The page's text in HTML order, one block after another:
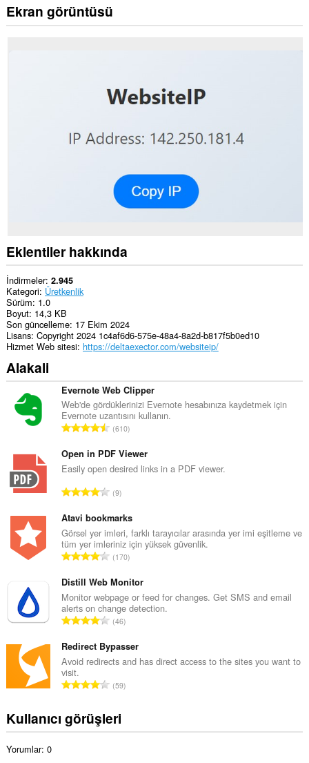
Ekran görüntüsü
Eklentiler hakkında
İndirmeler 2.945
Kategori Üretkenlik
Sürüm 1.0
Boyut 14,3 KB
Son güncelleme 17 Ekim 2024
Lisans Copyright 2024 1c4af6d6-575e-48a4-8a2d-b817f5b0ed10
Hizmet Web sitesi https://deltaexector.com/websiteip/
Alakali
Evernote Web Clipper
Web'de gördüklerinizi Evernote hesabınıza kaydetmek için
Evernote uzantısını kullanın.
T
p
l
m
y
s
a
y
ı
s
ı
:
610
Open in PDF Viewer
Easily open desired links in a PDF viewer.
T
p
l
a
m
y
s
a
y
ı
s
:
9
Atavi bookmarks
Görsel yer imleri, farklı tarayıcılar arasında yer imi eşitleme ve
tüm yer imleriniz için yüksek güvenlik.
T
p
l
a
m
y
s
a
y
s
ı
170
Distill Web Monitor
Monitor webpage or feed for changes. Get SMS and email
alerts on change detection.
T
p
l
m
y
s
46
Redirect Bypasser
Avoid redirects and has direct access to the sites you want to
visit.
T
l
59
Kullanıcı görüşleri
Yorumlar: 0